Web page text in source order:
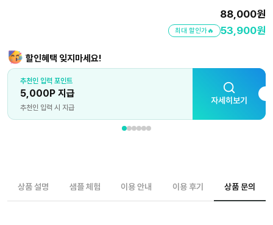
상품 설명 샘플 체험 이용 안내 이용 후기 상품 문의
88,000원
최대 할인가🔥 53,900원
할인혜택 잊지마세요!
추천인 입력 포인트
5,000P 지급
추천인 입력 시 지급
자세히보기